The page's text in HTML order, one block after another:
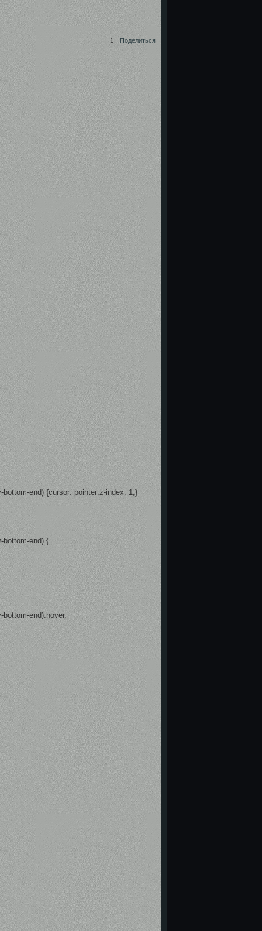
Поделиться
1
end) {cursor: pointer;z-index: 1;}
bottom-end) {
end):hover,